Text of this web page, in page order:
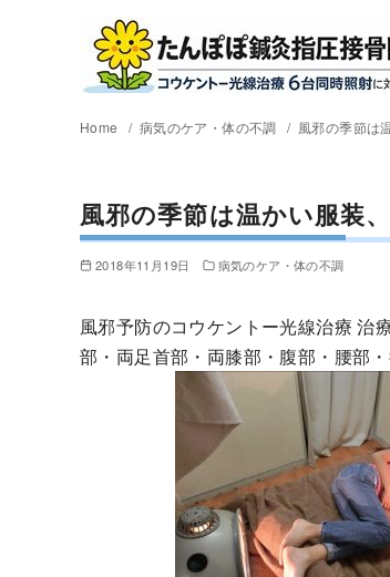
Home 病気のケア・体の不調 風邪の季節は
風邪の季節は温かい服装
2018年11月19日 病気のケア・体の不調
風邪予防のコウケントー光線治療 治
部・両足首部・両膝部・腹部・腰部